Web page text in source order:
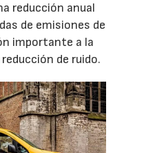
reducción anual
de emisiones de
importante a la
de ruido.